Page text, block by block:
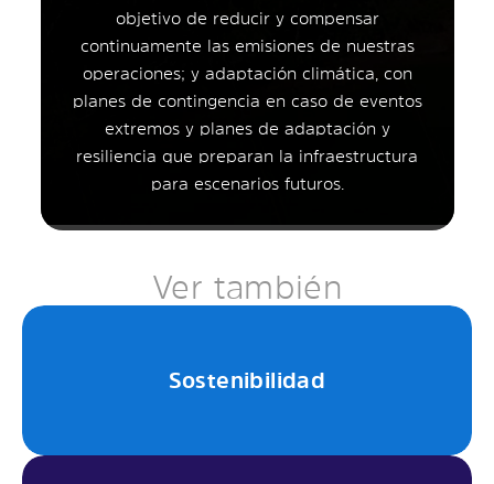
objetivo de reducir y compensar
continuamente las emisiones de nuestras
operaciones; y adaptación climática, con
planes de contingencia en caso de eventos
extremos y planes de adaptación y
resiliencia que preparan la infraestructura
para escenarios futuros.
Ver también
Sostenibilidad